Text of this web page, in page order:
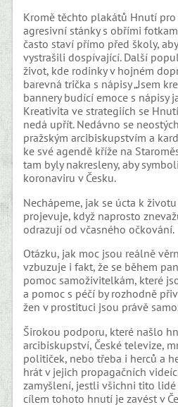
Kromě těchto plakátů Hnutí
agresivní stánky s obřími
často staví přímo před školy,
vystrašili dospívající. Další
život, kde rodinky v hojném
barevná trička s nápisy „Jsem
bannery budící emoce s nápisy
Kreativita ve strategiích se
nedá upřít. Nedávno se
pražským arcibiskupstvím a
ke své agendě kříže na
tam byly nakresleny, aby
koronaviru v Česku.
Nechápeme, jak se úcta k
projevuje, když naprosto
odrazují od včasného očkování.
Otázku, jak moc jsou reálně
vzbuzuje i fakt, že se během
pomoc samoživitelkám, které
a pomoc s péčí by rozhodně
žen v prostituci jsou právě
Širokou podporu, které našlo
arcibiskupství, České televize,
političek, nebo třeba i herců a
hrát v jejich propagačních
zamyšlení, jestli všichni tito
cílem tohoto hnutí je zavést v